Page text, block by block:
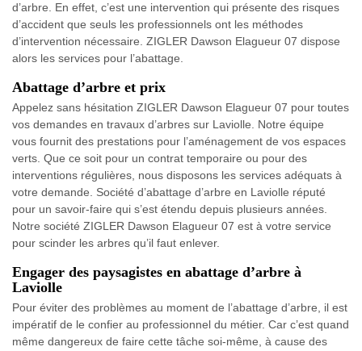
d’arbre. En effet, c’est une intervention qui présente des risques
d’accident que seuls les professionnels ont les méthodes
d’intervention nécessaire. ZIGLER Dawson Elagueur 07 dispose
alors les services pour l’abattage.
Abattage d’arbre et prix
Appelez sans hésitation ZIGLER Dawson Elagueur 07 pour toutes
vos demandes en travaux d’arbres sur Laviolle. Notre équipe
vous fournit des prestations pour l’aménagement de vos espaces
verts. Que ce soit pour un contrat temporaire ou pour des
interventions régulières, nous disposons les services adéquats à
votre demande. Société d’abattage d’arbre en Laviolle réputé
pour un savoir-faire qui s’est étendu depuis plusieurs années.
Notre société ZIGLER Dawson Elagueur 07 est à votre service
pour scinder les arbres qu’il faut enlever.
Engager des paysagistes en abattage d’arbre à
Laviolle
Pour éviter des problèmes au moment de l’abattage d’arbre, il est
impératif de le confier au professionnel du métier. Car c’est quand
même dangereux de faire cette tâche soi-même, à cause des